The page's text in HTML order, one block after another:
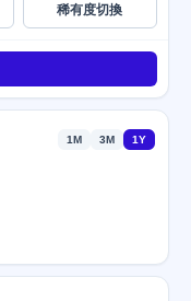
稀有度切換
1M 3M 1Y